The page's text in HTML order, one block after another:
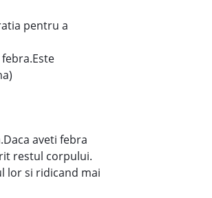
pentru a
aveti febra
restul corpului.
lor si ridicand mai